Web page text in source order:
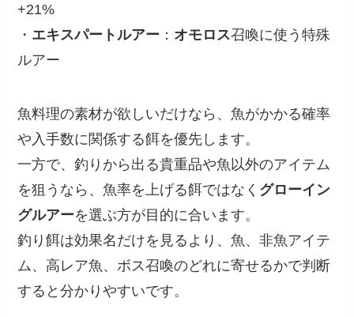
+21%
・ エキスパートルアー ： オモロス召喚に使う特殊
ルアー
魚料理の素材が欲しいだけなら、魚がかかる確率
や入手数に関係する餌を優先します。
一方で、釣りから出る貴重品や魚以外のアイテム
を狙うなら、魚率を上げる餌ではなく グローイン
グルアーを選ぶ方が目的に合います。
釣り餌は効果名だけを見るより、魚、非魚アイテ
ム、高レア魚、ボス召喚のどれに寄せるかで判断
すると分かりやすいです。